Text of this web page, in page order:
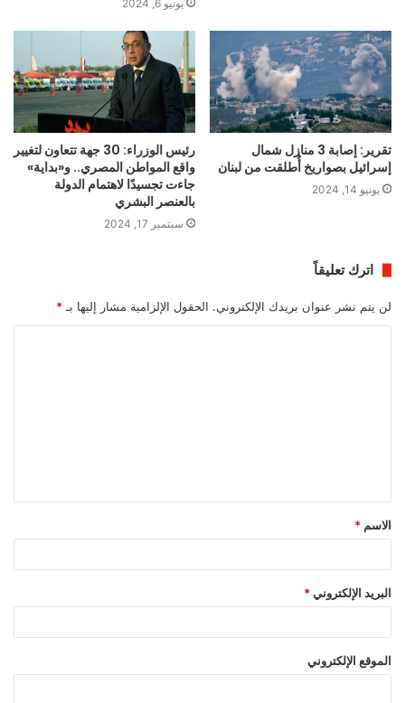
يونيو 6, 2024
تقرير: إصابة 3 منازل شمال
إسرائيل بصواريخ أُطلقت من لبنان
يونيو 14, 2024
رئيس الوزراء: 30 جهة تتعاون لتغيير
واقع المواطن المصري.. و«بداية»
جاءت تجسيدًا لاهتمام الدولة
بالعنصر البشري
سبتمبر 17, 2024
اترك تعليقاً
لن يتم نشر عنوان بريدك الإلكتروني. الحقول الإلزامية مشار إليها بـ *
ق
*
الاسم *
البريد الإلكتروني *
الموقع الإلكتروني